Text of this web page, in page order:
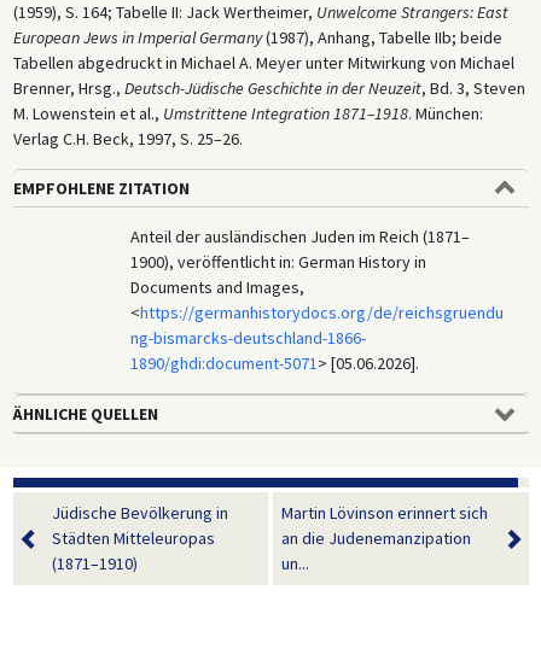
(1959), S. 164; Tabelle II: Jack Wertheimer, Unwelcome Strangers: East
European Jews in Imperial Germany(1987), Anhang, Tabelle IIb; beide
Tabellen abgedruckt in Michael A. Meyer unter Mitwirkung von Michael
Brenner, Hrsg., Deutsch-Jüdische Geschichte in der Neuzeit, Bd. 3, Steven
M. Lowenstein et al., Umstrittene Integration 1871–1918. München:
Verlag C.H. Beck, 1997, S. 25–26.
EMPFOHLENE ZITATION
Anteil der ausländischen Juden im Reich (1871–
1900), veröffentlicht in: German History in
Documents and Images,
<https://germanhistorydocs.org/de/reichsgruendu
ng-bismarcks-deutschland-1866-
1890/ghdi:document-5071> [05.06.2026].
ÄHNLICHE QUELLEN
Jüdische Bevölkerung in
Städten Mitteleuropas
(1871–1910)
Martin Lövinson erinnert sich
an die Judenemanzipation
un...